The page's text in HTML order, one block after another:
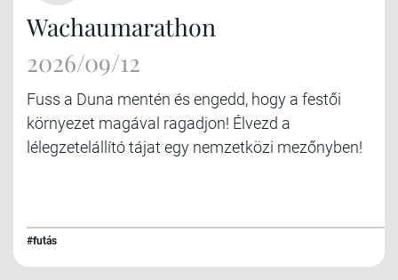
Wachaumarathon
2026/09/12
Fuss a Duna mentén és engedd, hogy a festői
környezet magával ragadjon! Élvezd a
lélegzetelállító tájat egy nemzetközi mezőnyben!
#futás